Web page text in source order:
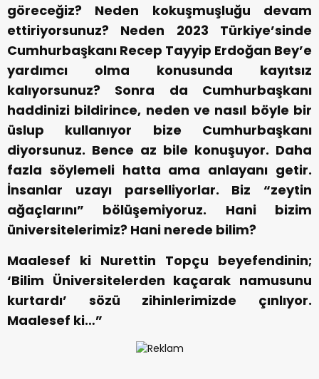
göreceğiz? Neden kokuşmuşluğu devam
ettiriyorsunuz? Neden 2023 Türkiye’sinde
Cumhurbaşkanı Recep Tayyip Erdoğan Bey’e
yardımcı olma konusunda kayıtsız
kalıyorsunuz? Sonra da Cumhurbaşkanı
haddinizi bildirince, neden ve nasıl böyle bir
üslup kullanıyor bize Cumhurbaşkanı
diyorsunuz. Bence az bile konuşuyor. Daha
fazla söylemeli hatta ama anlayanı getir.
İnsanlar uzayı parselliyorlar. Biz “zeytin
ağaçlarını” bölüşemiyoruz. Hani bizim
üniversitelerimiz? Hani nerede bilim?
Maalesef ki Nurettin Topçu beyefendinin;
‘Bilim Üniversitelerden kaçarak namusunu
kurtardı’ sözü zihinlerimizde çınlıyor.
Maalesef ki…”